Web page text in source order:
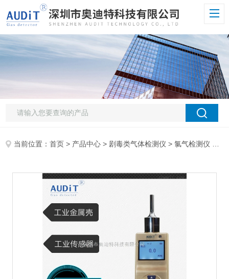
当前位置：首页 > 产品中心 > 剧毒类气体检测仪 >氯气检测仪